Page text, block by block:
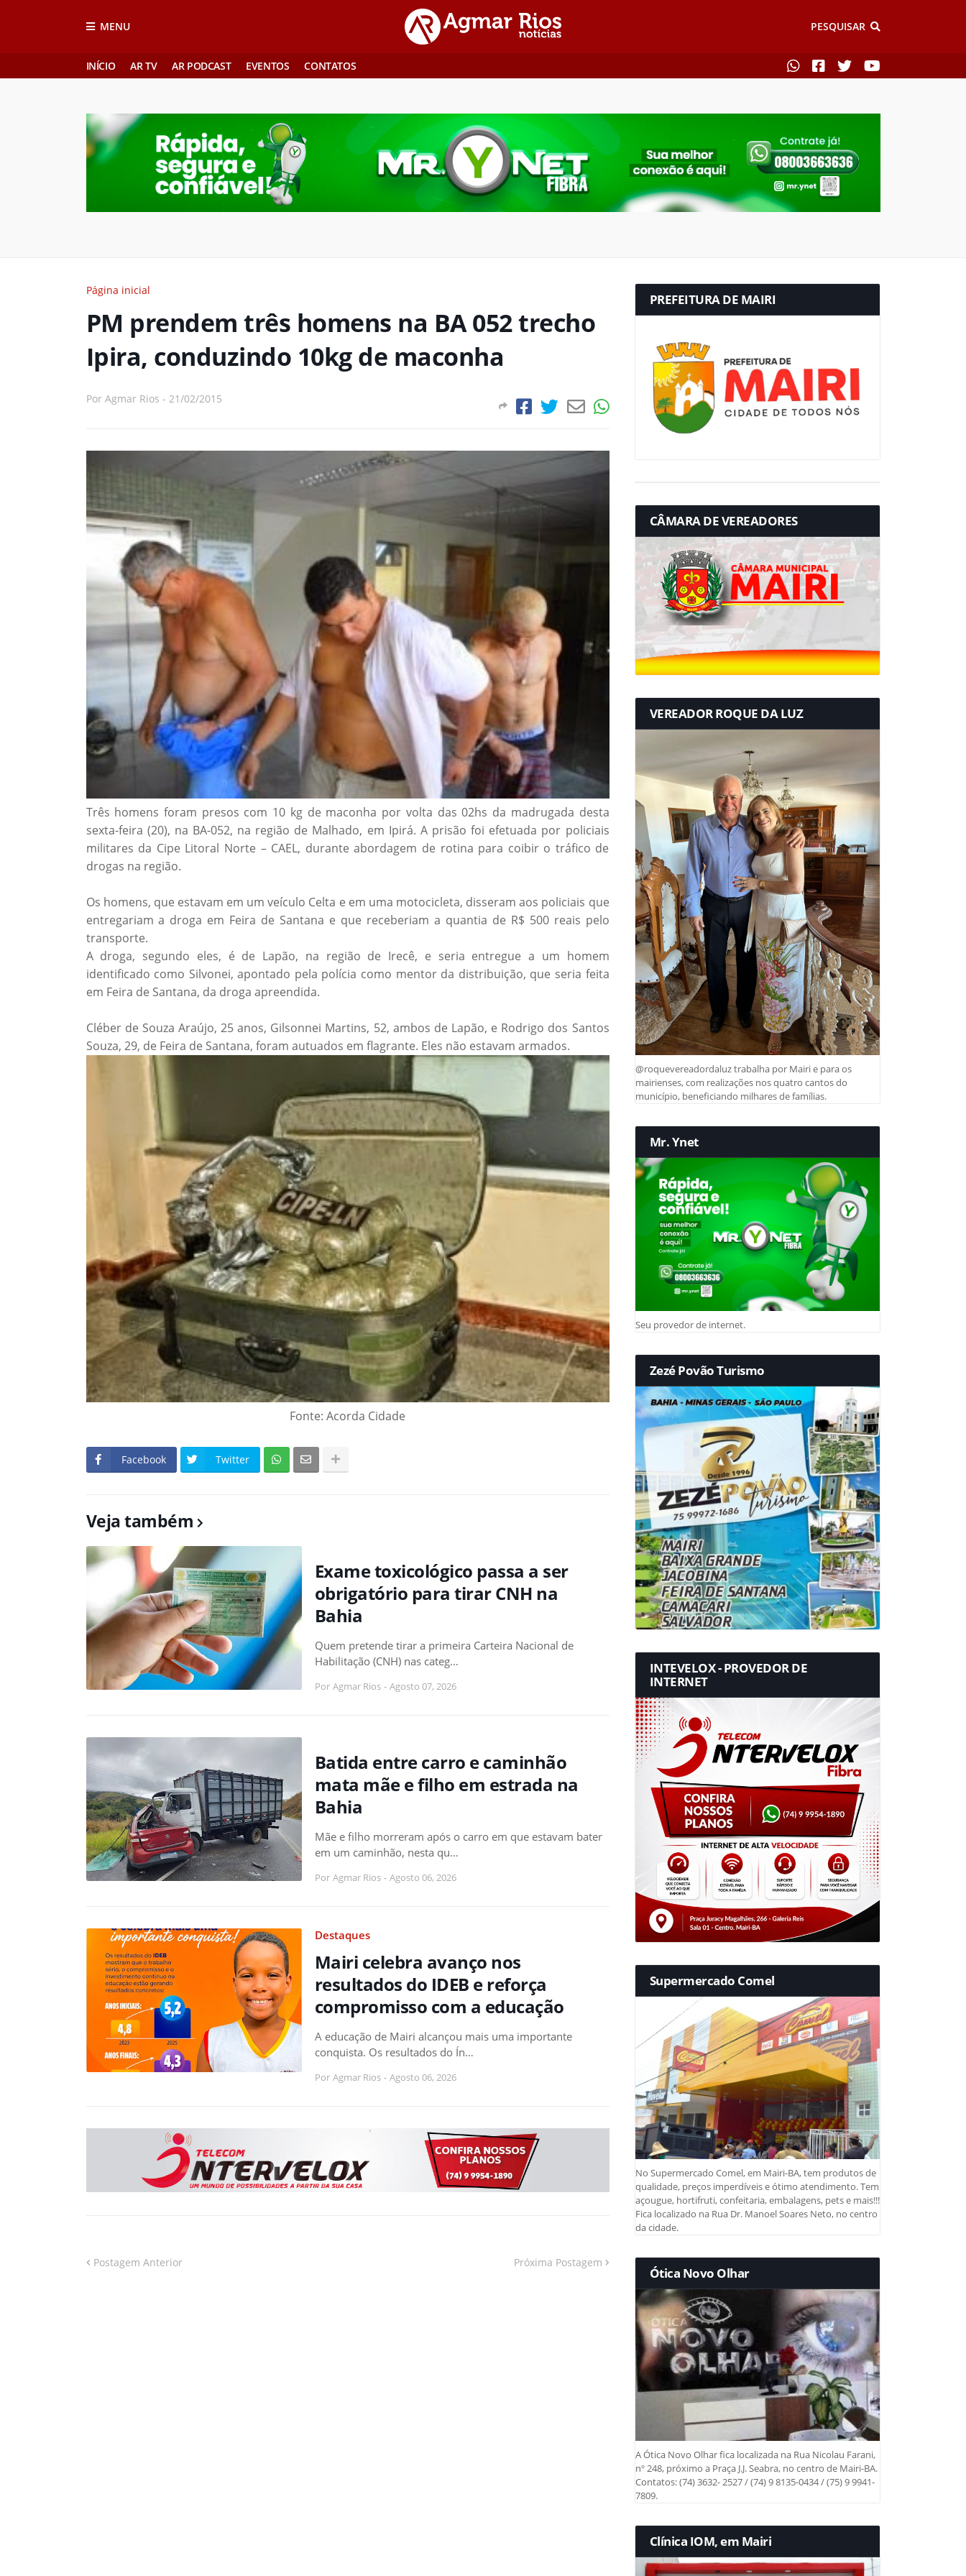
MENU PESQUISAR
INÍCIO AR TV AR PODCAST EVENTOS CONTATOS
Página inicial
PM prendem três homens na BA 052 trecho
Ipira, conduzindo 10kg de maconha
Por Agmar Rios - 21/02/2015
Três homens foram presos com 10 kg de maconha por volta das 02hs da madrugada desta
sexta-feira (20), na BA-052, na região de Malhado, em Ipirá. A prisão foi efetuada por policiais
militares da Cipe Litoral Norte – CAEL, durante abordagem de rotina para coibir o tráfico de
drogas na região.
Os homens, que estavam em um veículo Celta e em uma motocicleta, disseram aos policiais que
entregariam a droga em Feira de Santana e que receberiam a quantia de R$ 500 reais pelo
transporte.
A droga, segundo eles, é de Lapão, na região de Irecê, e seria entregue a um homem
identificado como Silvonei, apontado pela polícia como mentor da distribuição, que seria feita
em Feira de Santana, da droga apreendida.
Cléber de Souza Araújo, 25 anos, Gilsonnei Martins, 52, ambos de Lapão, e Rodrigo dos Santos
Souza, 29, de Feira de Santana, foram autuados em flagrante. Eles não estavam armados.
Fonte: Acorda Cidade
Facebook Twitter
Veja também
Exame toxicológico passa a ser
obrigatório para tirar CNH na
Bahia
Quem pretende tirar a primeira Carteira Nacional de
Habilitação (CNH) nas categ…
Por Agmar Rios - Agosto 07, 2026
Batida entre carro e caminhão
mata mãe e filho em estrada na
Bahia
Mãe e filho morreram após o carro em que estavam bater
em um caminhão, nesta qu…
Por Agmar Rios - Agosto 06, 2026
Destaques
Mairi celebra avanço nos
resultados do IDEB e reforça
compromisso com a educação
A educação de Mairi alcançou mais uma importante
conquista. Os resultados do Ín…
Por Agmar Rios - Agosto 06, 2026
Postagem Anterior Próxima Postagem
PREFEITURA DE MAIRI
CÂMARA DE VEREADORES
VEREADOR ROQUE DA LUZ
@roquevereadordaluz trabalha por Mairi e para os
mairienses, com realizações nos quatro cantos do
município, beneficiando milhares de famílias.
Mr. Ynet
Seu provedor de internet.
Zezé Povão Turismo
INTEVELOX - PROVEDOR DE
INTERNET
Supermercado Comel
No Supermercado Comel, em Mairi-BA, tem produtos de
qualidade, preços imperdíveis e ótimo atendimento. Tem
açougue, hortifruti, confeitaria, embalagens, pets e mais!!!
Fica localizado na Rua Dr. Manoel Soares Neto, no centro
da cidade.
Ótica Novo Olhar
A Ótica Novo Olhar fica localizada na Rua Nicolau Farani,
nº 248, próximo a Praça J.J. Seabra, no centro de Mairi-BA.
Contatos: (74) 3632- 2527 / (74) 9 8135-0434 / (75) 9 9941-
7809.
Clínica IOM, em Mairi